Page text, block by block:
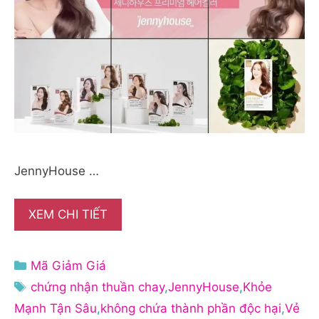
JennyHouse …
XEM CHI TIẾT
Danh
mục
Mã Giảm Giá
Thẻ
chứng nhận thuần chay,JennyHouse,Khỏe
Mạnh Tận Sâu,không chứa thành phần độc hại,Vẻ